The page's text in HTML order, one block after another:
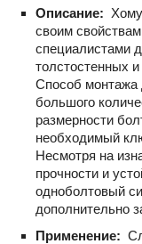
Описание:
своим
специалистами
толстостенных
Способ монтажа
большого
размерности
необходимый
Несмотря на
прочности и
одноболтовый
дополнительно
Применение: